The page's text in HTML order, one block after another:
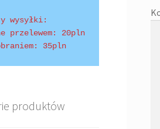
wysyłki:
przelewem: 20pln
35pln
produktów